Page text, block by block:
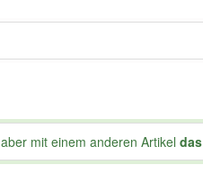
aber mit einem anderen Artikeldas